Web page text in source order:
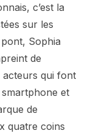
c’est la
sur les
Sophia
de
qui font
et
de
quatre coins